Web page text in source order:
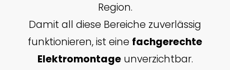
Region.
Damit all diese Bereiche zuverlässig
funktionieren, ist eine fachgerechte
Elektromontageunverzichtbar.